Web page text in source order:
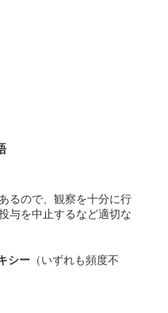
るので、観察を十分に行
与を中止するなど適切な
シー （いずれも頻度不